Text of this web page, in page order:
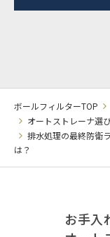
ボールフィルターTOP
オートストレーナ選
排水処理の最終防衛
は？
お手入